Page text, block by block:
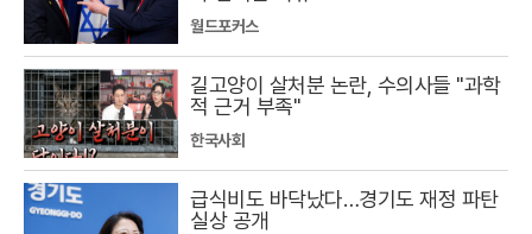
월드포커스
길고양이 살처분 논란, 수의사들 "과학
적 근거 부족"
한국사회
급식비도 바닥났다…경기도 재정 파탄
실상 공개